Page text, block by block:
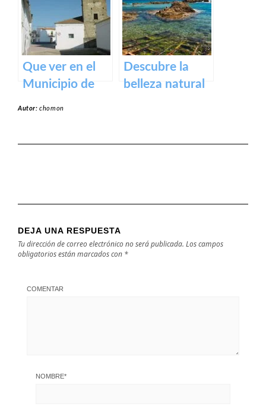
y actividades al
aire libre
Que ver en el
Municipio de
Descubre la
belleza natural
Autor:chomon
DEJA UNA RESPUESTA
Tu dirección de correo electrónico no será publicada. Los campos
obligatorios están marcados con *
COMENTAR
NOMBRE*